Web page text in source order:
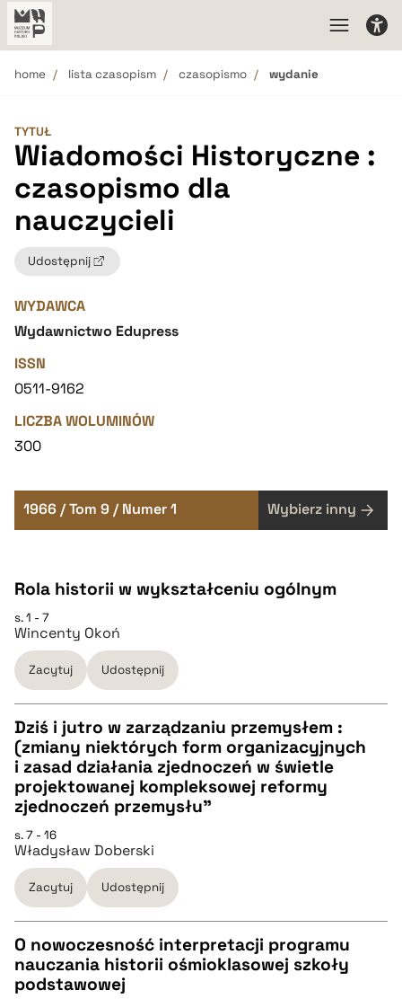
home lista czasopism czasopismo wydanie
TYTUŁ
Wiadomości Historyczne :
czasopismo dla
nauczycieli
Udostępnij
WYDAWCA
Wydawnictwo Edupress
ISSN
0511-9162
LICZBA WOLUMINÓW
300
1966 / Tom 9 / Numer 1 Wybierz inny
Rola historii w wykształceniu ogólnym
s. 1 - 7
Wincenty Okoń
Zacytuj Udostępnij
CZYSTY TEKST
pobierz cytat
BIBTEX
pobierz cytat
Dziś i jutro w zarządzaniu przemysłem :
(zmiany niektórych form organizacyjnych
i zasad działania zjednoczeń w świetle
projektowanej kompleksowej reformy
zjednoczeń przemysłu"
s. 7 - 16
Władysław Doberski
Zacytuj Udostępnij
CZYSTY TEKST
O nowoczesność interpretacji programu
nauczania historii ośmioklasowej szkoły
podstawowej